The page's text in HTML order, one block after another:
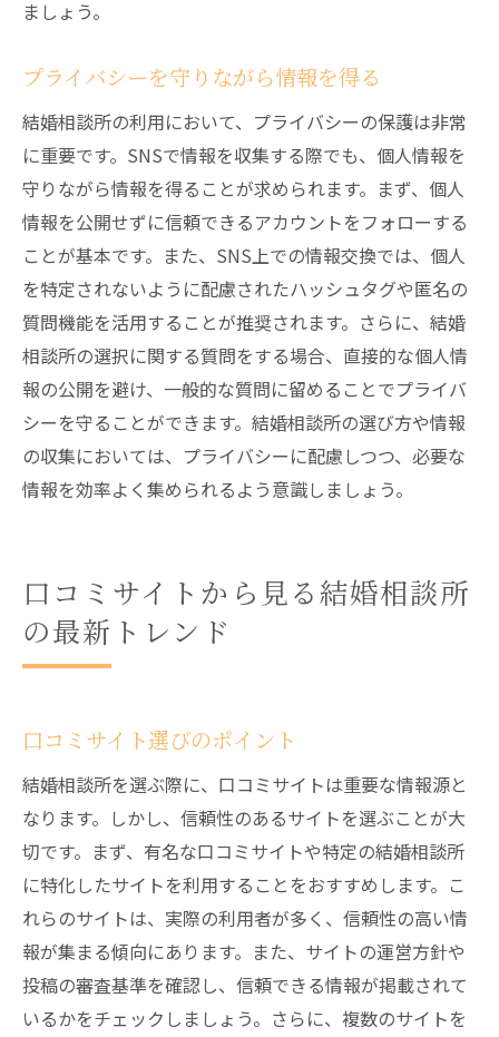
ましょう。
プライバシーを守りながら情報を得る
結婚相談所の利用において、プライバシーの保護は非常
に重要です。SNSで情報を収集する際でも、個人情報を
守りながら情報を得ることが求められます。まず、個人
情報を公開せずに信頼できるアカウントをフォローする
ことが基本です。また、SNS上での情報交換では、個人
を特定されないように配慮されたハッシュタグや匿名の
質問機能を活用することが推奨されます。さらに、結婚
相談所の選択に関する質問をする場合、直接的な個人情
報の公開を避け、一般的な質問に留めることでプライバ
シーを守ることができます。結婚相談所の選び方や情報
の収集においては、プライバシーに配慮しつつ、必要な
情報を効率よく集められるよう意識しましょう。
口コミサイトから見る結婚相談所
の最新トレンド
口コミサイト選びのポイント
結婚相談所を選ぶ際に、口コミサイトは重要な情報源と
なります。しかし、信頼性のあるサイトを選ぶことが大
切です。まず、有名な口コミサイトや特定の結婚相談所
に特化したサイトを利用することをおすすめします。こ
れらのサイトは、実際の利用者が多く、信頼性の高い情
報が集まる傾向にあります。また、サイトの運営方針や
投稿の審査基準を確認し、信頼できる情報が掲載されて
いるかをチェックしましょう。さらに、複数のサイトを